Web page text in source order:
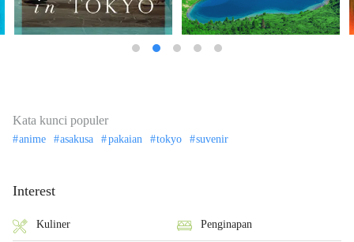
Kata kunci populer
anime asakusa pakaian tokyo suvenir
Interest
Kuliner Penginapan